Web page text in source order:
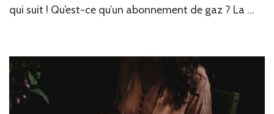
prix
qui suit ! Qu’est-ce qu’un abonnement de gaz ? La …